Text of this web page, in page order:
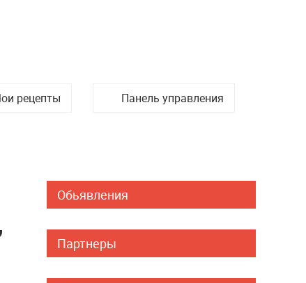
Панель управления
рецепты
Обьявления
Партнеры